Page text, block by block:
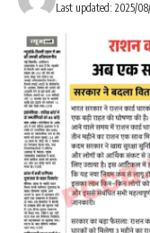
Last updated: 2025/